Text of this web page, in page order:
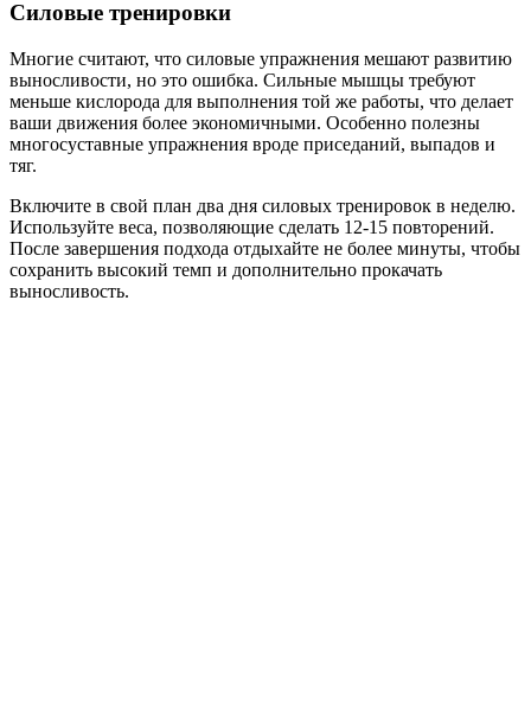
Силовые тренировки
Многие считают, что силовые упражнения мешают развитию
выносливости, но это ошибка. Сильные мышцы требуют
меньше кислорода для выполнения той же работы, что делает
ваши движения более экономичными. Особенно полезны
многосуставные упражнения вроде приседаний, выпадов и
тяг.
Включите в свой план два дня силовых тренировок в неделю.
Используйте веса, позволяющие сделать 12-15 повторений.
После завершения подхода отдыхайте не более минуты, чтобы
сохранить высокий темп и дополнительно прокачать
выносливость.